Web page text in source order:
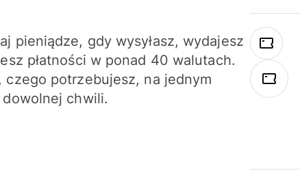
pieniądze, gdy wysyłasz, wydajesz
płatności w ponad 40 walutach.
czego potrzebujesz, na jednym
chwili.